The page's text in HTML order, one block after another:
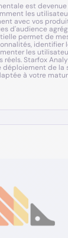
est
les
avec vos
d'audience
permet de
identifier
les
réels. Starfox
déploiement de la
à votre